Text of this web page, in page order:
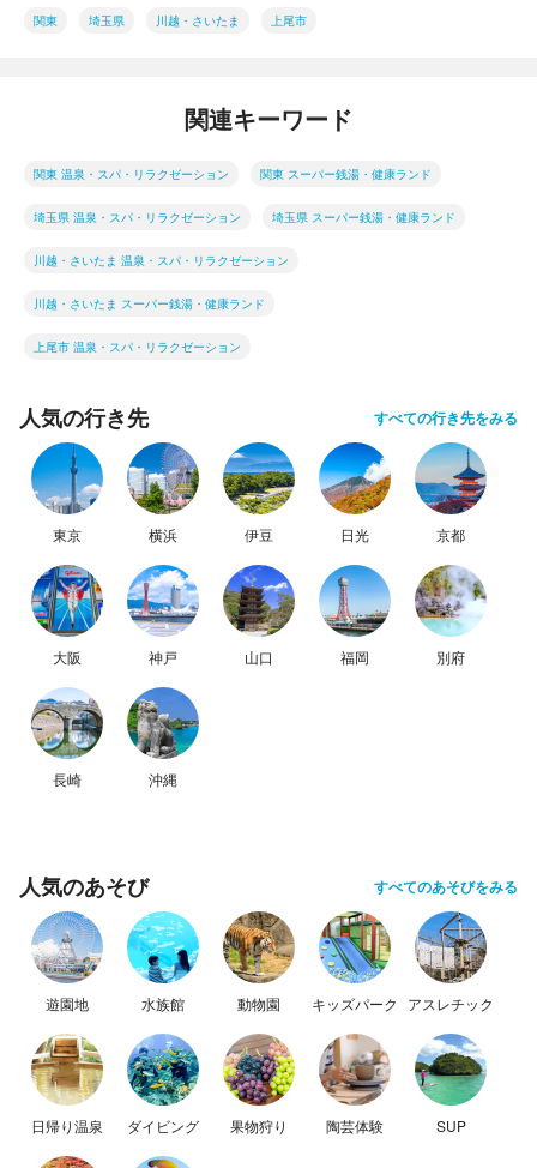
関東 埼玉県 川越・さいたま 上尾市
関連キーワード
関東 温泉・スパ・リラクゼーション 関東 スーパー銭湯・健康ランド
埼玉県 温泉・スパ・リラクゼーション 埼玉県 スーパー銭湯・健康ランド
川越・さいたま 温泉・スパ・リラクゼーション
川越・さいたま スーパー銭湯・健康ランド
上尾市 温泉・スパ・リラクゼーション
人気の行き先 すべての行き先をみる
東京 横浜 伊豆 日光 京都
大阪 神戸 山口 福岡 別府
長崎 沖縄
人気のあそび すべてのあそびをみる
遊園地 水族館 動物園 キッズパーク アスレチック
日帰り温泉 ダイビング 果物狩り 陶芸体験 SUP